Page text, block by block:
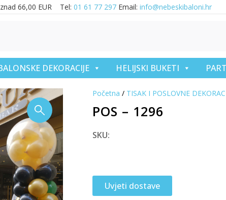
66,00 EUR Tel: 01 61 77 297 Email: info@nebeskibaloni.hr
DEKORACIJE HELIJSKI BUKETI
Početna / TISAK I POSLOVNE
POS – 1296
SKU:
Uvjeti dostave